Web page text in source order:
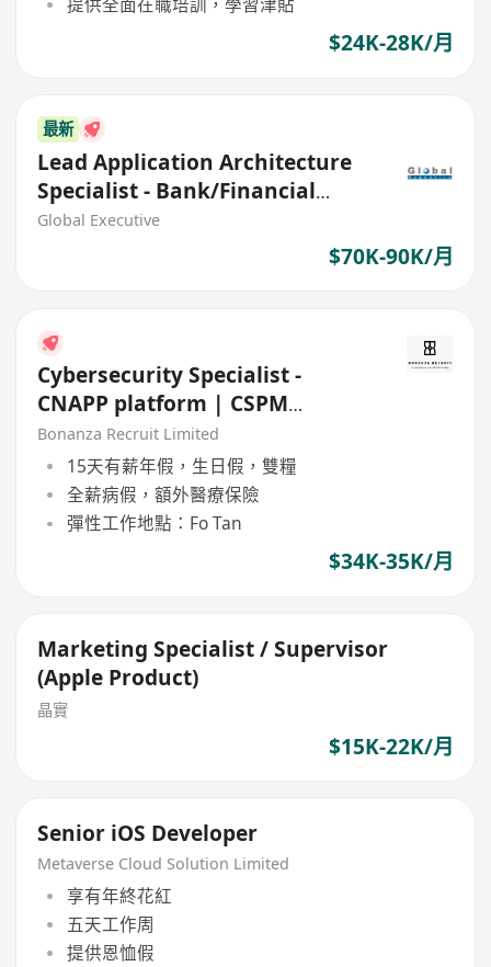
$24K-28K/月
最新
Lead Application Architecture
Specialist - Bank/Financial
Institution
Global Executive
$70K-90K/月
Cybersecurity Specialist -
CNAPP platform | CSPM
(HK$35K x 13 | Fo Tan | 5 days)
Bonanza Recruit Limited
15天有薪年假，生日假，雙糧
全薪病假，額外醫療保險
彈性工作地點：Fo Tan
$34K-35K/月
Marketing Specialist / Supervisor
(Apple Product)
晶實
$15K-22K/月
Senior iOS Developer
Metaverse Cloud Solution Limited
享有年終花紅
五天工作周
提供恩恤假